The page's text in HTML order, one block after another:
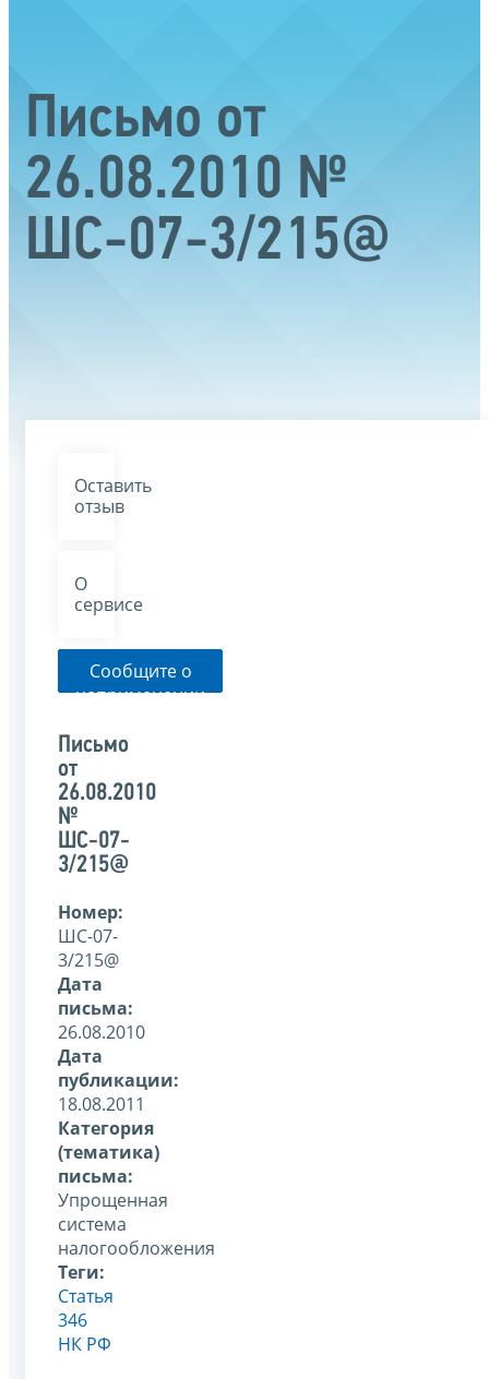
Письмо от
26.08.2010 №
ШС-07-3/215@
Оставить
отзыв
О
сервисе
Сообщите о
неприменении
органом
письма
Письмо
от
26.08.2010
№
ШС-07-
3/215@
Номер:
ШС-07-
3/215@
Дата
письма:
26.08.2010
Дата
публикации:
18.08.2011
Категория
(тематика)
письма:
Упрощенная
система
налогообложения
Теги:
Статья
346
НК РФ